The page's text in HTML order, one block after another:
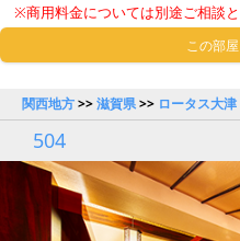
※商用料金については別途ご相談と
この部
関西地方>>滋賀県>> ロータス大津
504